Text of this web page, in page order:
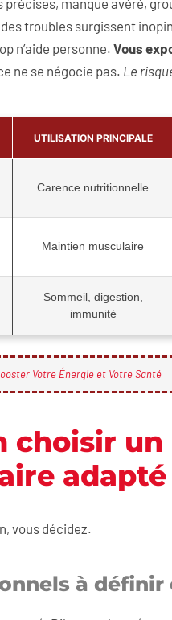
manque avéré,
troubles surgissent
n’aide personne. Vous
ne se négocie pas. Le
UTILISATION PRINCIPALE
Carence nutritionnelle
Maintien musculaire
Sommeil, digestion,
immunité
Votre Énergie et Votre Santé
choisir un
adapté
vous décidez.
à